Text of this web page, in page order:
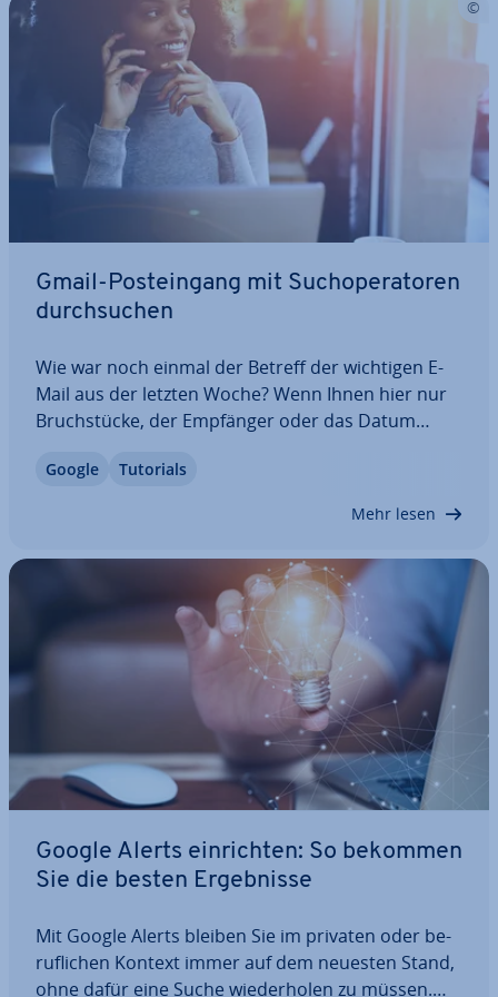
Gmail-Post­ein­gang mit Such­ope­ra­to­ren
durch­su­chen
Wie war noch einmal der Betreff der wichtigen E-
Mail aus der letzten Woche? Wenn Ihnen hier nur
Bruch­stü­cke, der Empfänger oder das Datum
Ihren Gmail-Post­ein­gang gezielt zu durch­su­chen.
Google Tutorials
Mehr lesen
Google Alerts ein­rich­ten: So bekommen
Sie die besten Er­geb­nis­se
Mit Google Alerts bleiben Sie im privaten oder be­
ruf­li­chen Kontext immer auf dem neuesten Stand,
ohne dafür eine Suche wie­der­ho­len zu müssen.